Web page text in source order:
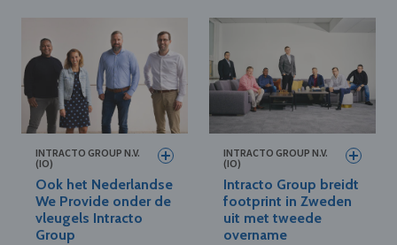
INTRACTO GROUP N.V.
(IO)
Ook het Nederlandse
We Provide onder de
vleugels Intracto
Group
INTRACTO GROUP N.V.
(IO)
Intracto Group breidt
footprint in Zweden
uit met tweede
overname